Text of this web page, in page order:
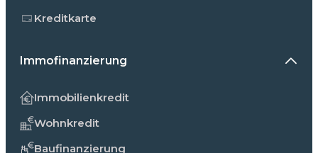
Kreditkarte
Immofinanzierung
Immobilienkredit
Wohnkredit
Baufinanzierung